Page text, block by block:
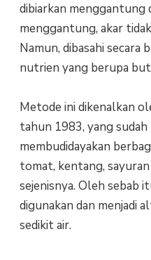
dibiarkan menggantung
menggantung, akar
Namun, dibasahi secara
nutrien yang berupa
Metode ini dikenalkan
tahun 1983, yang
membudidayakan
tomat, kentang,
sejenisnya. Oleh sebab
digunakan dan menjadi
sedikit air.